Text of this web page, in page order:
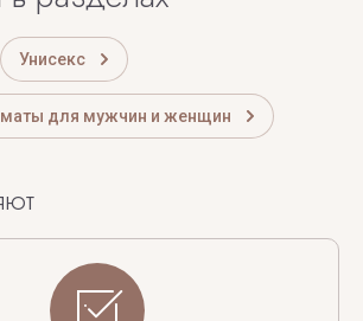
Унисекс
для мужчин и женщин